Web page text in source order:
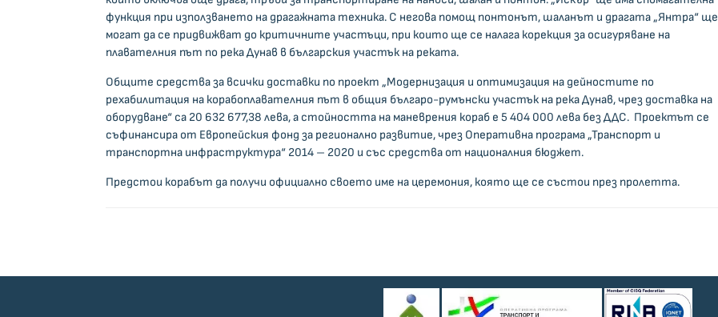
функция при използването на драгажната техника. С негова помощ понтонът, шаланът и драгата „Янтра“ ще
могат да се придвижват до критичните участъци, при които ще се налага корекция за осигуряване на
плавателния път по река Дунав в българския участък на реката.
Общите средства за всички доставки по проект „Модернизация и оптимизация на дейностите по
рехабилитация на корабоплавателния път в общия българо-румънски участък на река Дунав, чрез доставка на
оборудване“ са 20 632 677,38 лева, а стойността на маневрения кораб е 5 404 000 лева без ДДС. Проектът се
съфинансира от Европейския фонд за регионално развитие, чрез Оперативна програма „Транспорт и
транспортна инфраструктура“ 2014 – 2020 и със средства от националния бюджет.
Предстои корабът да получи официално своето име на церемония, която ще се състои през пролетта.